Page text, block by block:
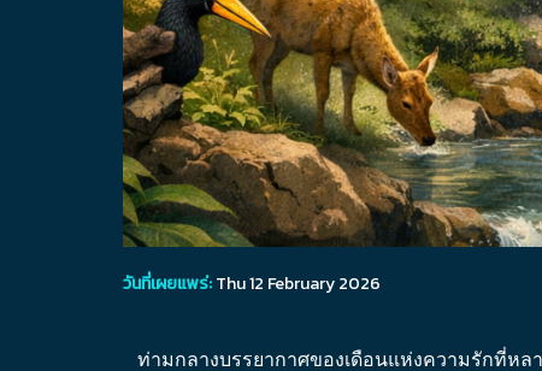
วันที่เผยแพร่:Thu 12 February 2026
ท่ามกลางบรรยากาศของเดือนแห่งความรักที่ห